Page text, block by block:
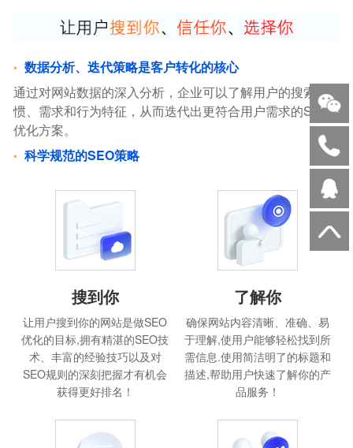
数据分析、迭代策略是客户转化的核心
通过对网站数据的深入分析，企业可以了解用户的搜索习
惯、需求和行为特征，从而迭代出更符合用户需求的SEO
优化方案。
科学规范的SEO策略
搜到你
让用户搜到你的网站是做SEO
优化的目标,拥有精湛的SEO技
术、丰富的经验技巧以及对
SEO规则的深刻把握才有机会
获得更好排名！
了解你
确保网站内容清晰、准确、易
于理解,使用户能够轻松找到所
需信息.使用简洁明了的标题和
描述,帮助用户快速了解你的产
品服务！